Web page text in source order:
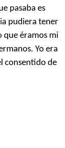
pasaba es
pudiera tener
que éramos mi
Yo era
consentido de